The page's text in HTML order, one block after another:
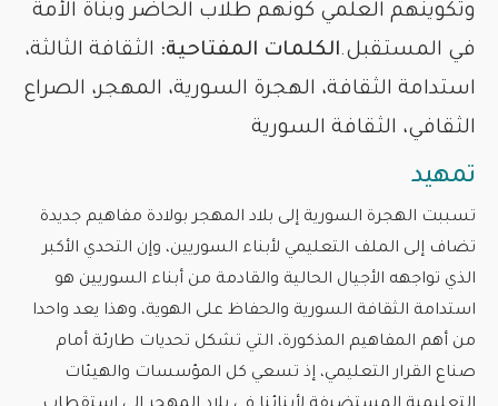
وتكوينهم العلمي كونهم طلاب الحاضر وبناة الأمة
في المستقبل.الكلمات المفتاحية: الثقافة الثالثة،
استدامة الثقافة، الهجرة السورية، المهجر، الصراع
الثقافي، الثقافة السورية
تمهيد
تسببت الهجرة السورية إلى بلاد المهجر بولادة مفاهيم جديدة
تضاف إلى الملف التعليمي لأبناء السوريين، وإن التحدي الأكبر
الذي تواجهه الأجيال الحالية والقادمة من أبناء السوريين هو
استدامة الثقافة السورية والحفاظ على الهوية، وهذا يعد واحدا
من أهم المفاهيم المذكورة، التي تشكل تحديات طارئة أمام
صناع القرار التعليمي، إذ تسعي كل المؤسسات والهيئات